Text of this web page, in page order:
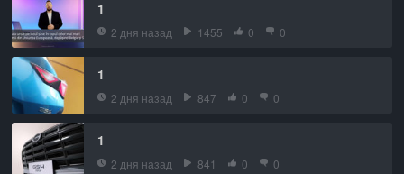
1
2 дня назад 1455 0 0
1
2 дня назад 847 0 0
1
2 дня назад 841 0 0